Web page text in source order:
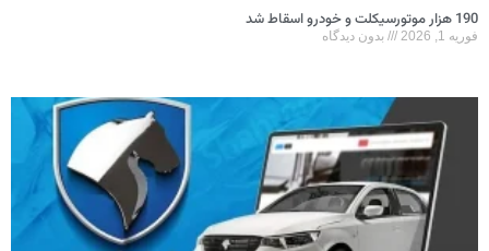
190 هزار موتورسیکلت و خودرو اسقاط شد
فوریه 1, 2026 بدون دیدگاه